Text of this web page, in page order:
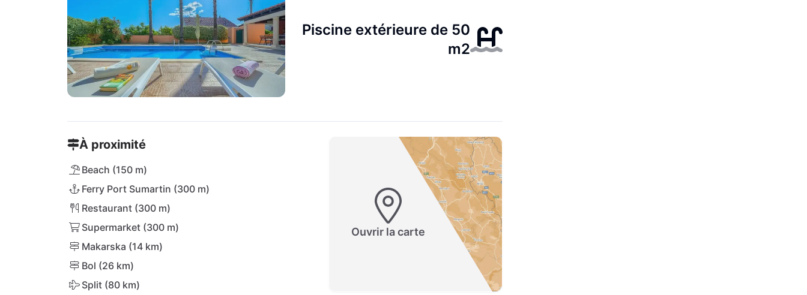
Piscine extérieure de 50
m2
À proximité
Beach (150 m)
Ferry Port Sumartin (300 m)
Restaurant (300 m)
Supermarket (300 m)
Makarska (14 km)
Bol (26 km)
Split (80 km)
Ouvrir la carte